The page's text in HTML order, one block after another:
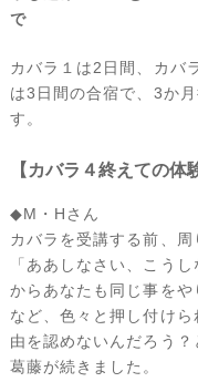
で
カバラ１は2日間、カバ
は3日間の合宿で、3か
す。
【カバラ４終えての体
◆M・Hさん
カバラを受講する前、周
「ああしなさい、こう
からあなたも同じ事をや
など、色々と押し付け
由を認めないんだろう？
葛藤が続きました。